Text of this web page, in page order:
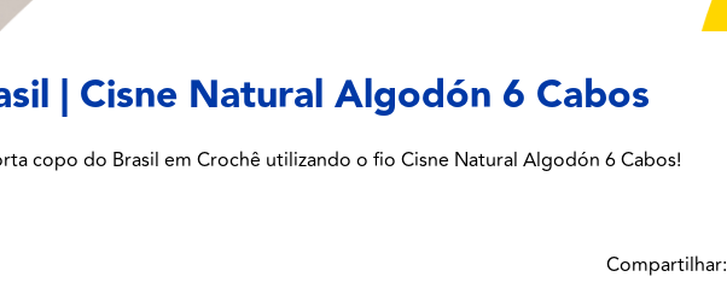
| Cisne Natural Algodón 6 Cabos
copo do Brasil em Crochê utilizando o fio Cisne Natural Algodón 6 Cabos!
Compartilhar: